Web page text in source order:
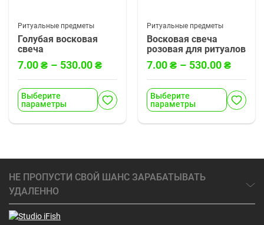
Ритуальные предметы
Голубая восковая
свеча
7.00₴ – 530.00₴
Выберите
параметры
Ритуальные предметы
Восковая свеча
розовая для ритуалов
7.00₴ – 530.00₴
Выберите
параметры
НЕ ПРОПУСТИ СВОЙ ШАНС ЗАРАБАТЫВАТЬ
УДАЛЕННО